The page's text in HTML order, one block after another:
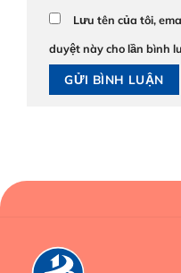
Lưu tên của tôi,
duyệt này cho lần bình